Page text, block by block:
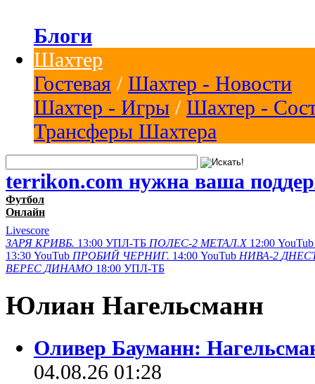
Блоги
Шахтер
Гостевая / Шахтер - Новости
Шахтер - Игры / Шахтер -
Трансферы Шахтера
terrikon.com нужна ваша
Футбол
Онлайн
Livescore
ЗАРЯ КРИВБ. 13:00 УПЛ-ТБ ПОЛЕС-2 МЕТАЛ.Х 12:00 YouTub
13:30 YouTub ПРОБИЙ ЧЕРНИГ. 14:00 YouTub НИВА-2
ВЕРЕС ДИНАМО 18:00 УПЛ-ТБ
Юлиан Нагельсманн
Оливер Бауманн:
04.08.26 01:28